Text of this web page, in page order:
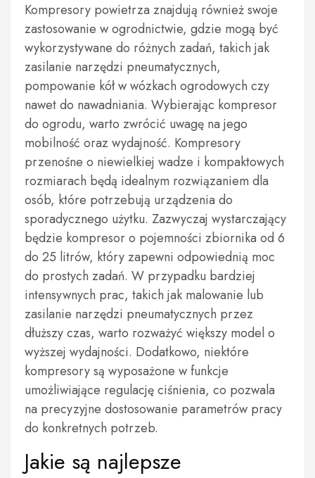
Kompresory powietrza znajdują również swoje
zastosowanie w ogrodnictwie, gdzie mogą być
wykorzystywane do różnych zadań, takich jak
zasilanie narzędzi pneumatycznych,
pompowanie kół w wózkach ogrodowych czy
nawet do nawadniania. Wybierając kompresor
do ogrodu, warto zwrócić uwagę na jego
mobilność oraz wydajność. Kompresory
przenośne o niewielkiej wadze i kompaktowych
rozmiarach będą idealnym rozwiązaniem dla
osób, które potrzebują urządzenia do
sporadycznego użytku. Zazwyczaj wystarczający
będzie kompresor o pojemności zbiornika od 6
do 25 litrów, który zapewni odpowiednią moc
do prostych zadań. W przypadku bardziej
intensywnych prac, takich jak malowanie lub
zasilanie narzędzi pneumatycznych przez
dłuższy czas, warto rozważyć większy model o
wyższej wydajności. Dodatkowo, niektóre
kompresory są wyposażone w funkcje
umożliwiające regulację ciśnienia, co pozwala
na precyzyjne dostosowanie parametrów pracy
do konkretnych potrzeb.
Jakie są najlepsze